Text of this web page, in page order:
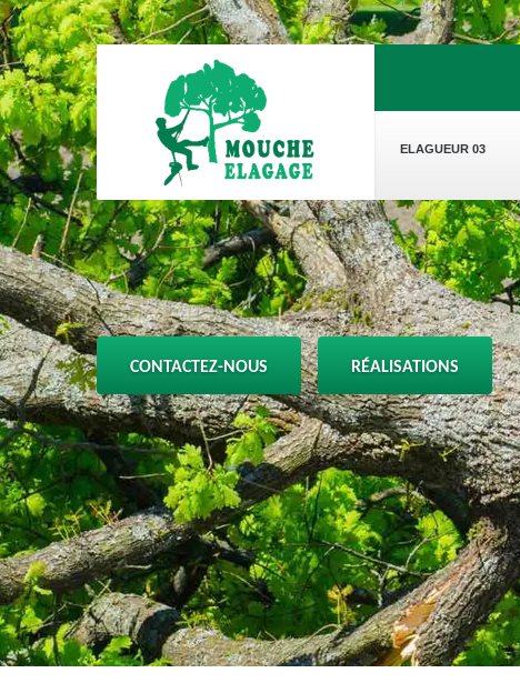
ELAGUEUR 03
CONTACTEZ-NOUS RÉALISATIONS